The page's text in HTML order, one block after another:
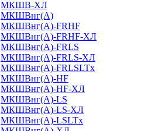
МКШВ-ХЛ
МКШВнг(А)
МКШВнг(А)-FRHF
МКШВнг(А)-FRHF-ХЛ
МКШВнг(А)-FRLS
МКШВнг(А)-FRLS-ХЛ
МКШВнг(А)-FRLSLTx
МКШВнг(А)-HF
МКШВнг(А)-HF-ХЛ
МКШВнг(А)-LS
МКШВнг(А)-LS-ХЛ
МКШВнг(А)-LSLTx